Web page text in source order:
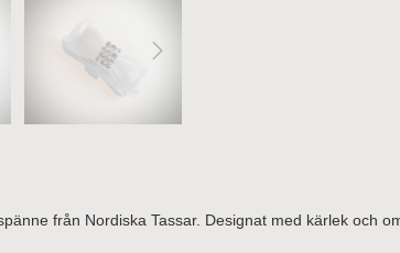
från Nordiska Tassar. Designat med kärlek och